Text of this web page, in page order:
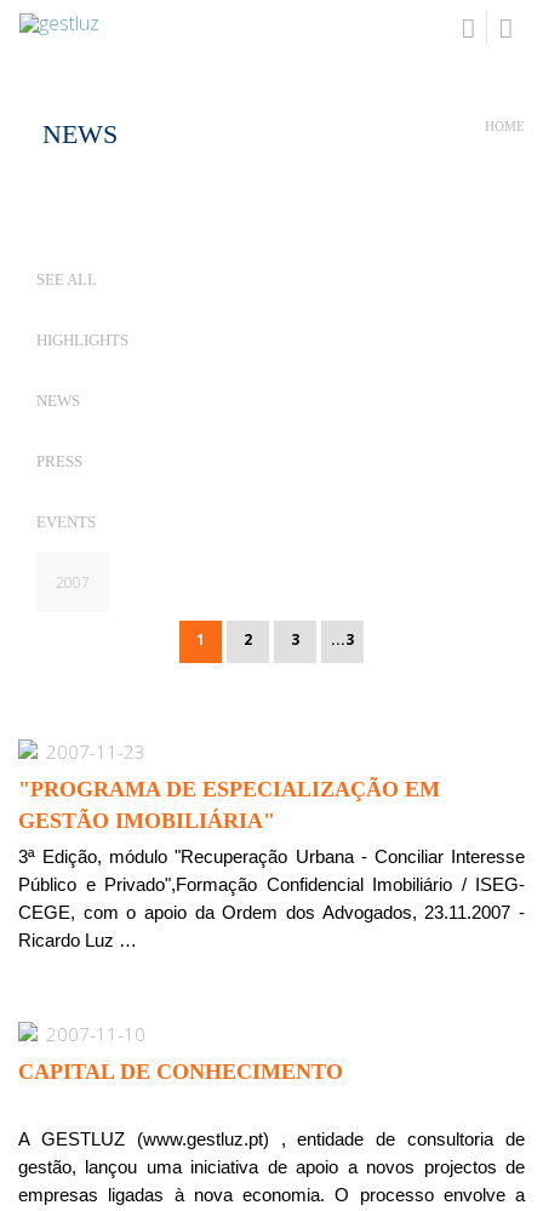
NEWS HOME
SEE ALL
HIGHLIGHTS
NEWS
PRESS
EVENTS
2007
1 2 3 ...3
2007-11-23
"PROGRAMA DE ESPECIALIZAÇÃO EM
GESTÃO IMOBILIÁRIA"
3ª Edição, módulo "Recuperação Urbana - Conciliar Interesse
Público e Privado",Formação Confidencial Imobiliário / ISEG-
CEGE, com o apoio da Ordem dos Advogados, 23.11.2007 -
Ricardo Luz …
2007-11-10
CAPITAL DE CONHECIMENTO
A GESTLUZ (www.gestluz.pt) , entidade de consultoria de
gestão, lançou uma iniciativa de apoio a novos projectos de
empresas ligadas à nova economia. O processo envolve a